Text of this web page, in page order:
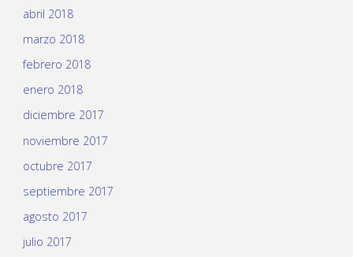
abril 2018
marzo 2018
febrero 2018
enero 2018
diciembre 2017
noviembre 2017
octubre 2017
septiembre 2017
agosto 2017
julio 2017